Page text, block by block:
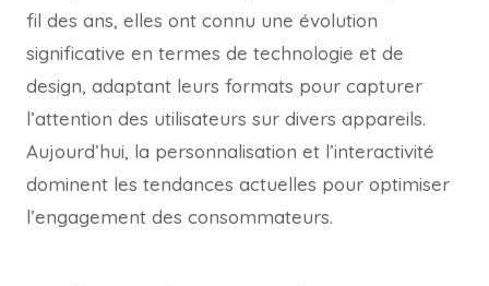
fil des ans, elles ont connu une évolution
significative en termes de technologie et de
design, adaptant leurs formats pour capturer
l’attention des utilisateurs sur divers appareils.
Aujourd’hui, la personnalisation et l’interactivité
dominent les tendances actuelles pour optimiser
l’engagement des consommateurs.